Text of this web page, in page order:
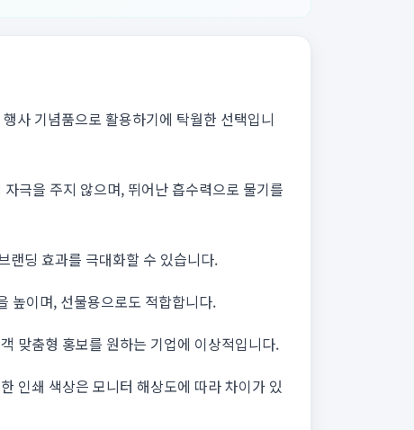
사 기념품으로 활용하기에 탁월한 선택입니
극을 주지 않으며, 뛰어난 흡수력으로 물기를
랜딩 효과를 극대화할 수 있습니다.
높이며, 선물용으로도 적합합니다.
맞춤형 홍보를 원하는 기업에 이상적입니다.
인쇄 색상은 모니터 해상도에 따라 차이가 있